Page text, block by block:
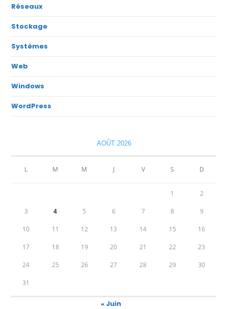
Réseaux
Stockage
Systèmes
Web
Windows
WordPress
AOÛT 2026
L M M J V S D
1 2
3 4 5 6 7 8 9
10 11 12 13 14 15 16
17 18 19 20 21 22 23
24 25 26 27 28 29 30
31
« Juin